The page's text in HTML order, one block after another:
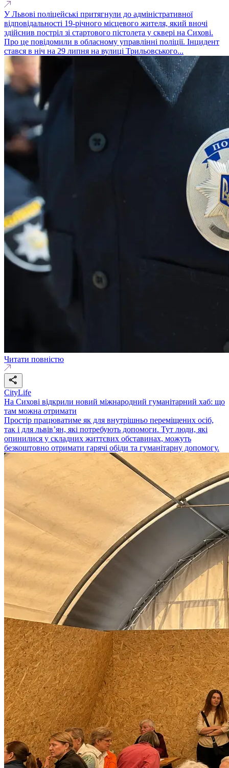
У Львові поліцейські притягнули до адміністративної
відповідальності 19-річного місцевого жителя, який вночі
здійснив постріл зі стартового пістолета у сквері на Сихові.
Про це повідомили в обласному управлінні поліції. Інцидент
стався в ніч на 29 липня на вулиці Трильовського...
Читати повністю
CityLife
На Сихові відкрили новий міжнародний гуманітарний хаб: що
там можна отримати
Простір працюватиме як для внутрішньо переміщених осіб,
так і для львів’ян, які потребують допомоги. Тут люди, які
опинилися у складних життєвих обставинах, можуть
безкоштовно отримати гарячі обіди та гуманітарну допомогу.